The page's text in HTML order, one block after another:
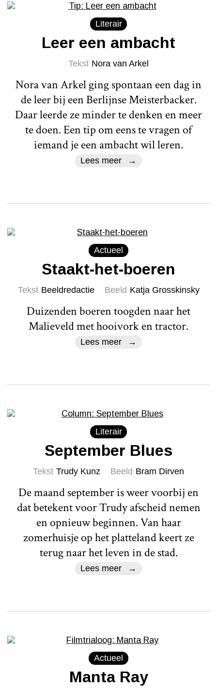
Literair
Leer een ambacht
Tekst Nora van Arkel
Nora van Arkel ging spontaan een dag in
de leer bij een Berlijnse Meisterbacker.
Daar leerde ze minder te denken en meer
te doen. Een tip om eens te vragen of
iemand je een ambacht wil leren.
Lees meer
Actueel
Staakt-het-boeren
Tekst Beeldredactie Beeld Katja Grosskinsky
Duizenden boeren toogden naar het
Malieveld met hooivork en tractor.
Lees meer
Literair
September Blues
Tekst Trudy Kunz Beeld Bram Dirven
De maand september is weer voorbij en
dat betekent voor Trudy afscheid nemen
en opnieuw beginnen. Van haar
zomerhuisje op het platteland keert ze
terug naar het leven in de stad.
Lees meer
Actueel
Manta Ray